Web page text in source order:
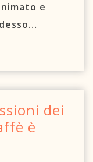
e
dei
è